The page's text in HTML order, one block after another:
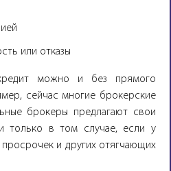
или отказы
можно и без прямого
сейчас многие брокерские
брокеры предлагают свои
только в том случае, если у
и других отягчающих